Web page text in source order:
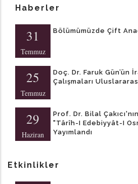
Haberler
31
Temmuz
Bölümümüzde Çift
25
Temmuz
Doç. Dr. Faruk Gün’ün
Çalışmaları
29
Haziran
Prof. Dr. Bilal
"Târîh-I Edebiyyât-I
Yayımlandı
Etkinlikler